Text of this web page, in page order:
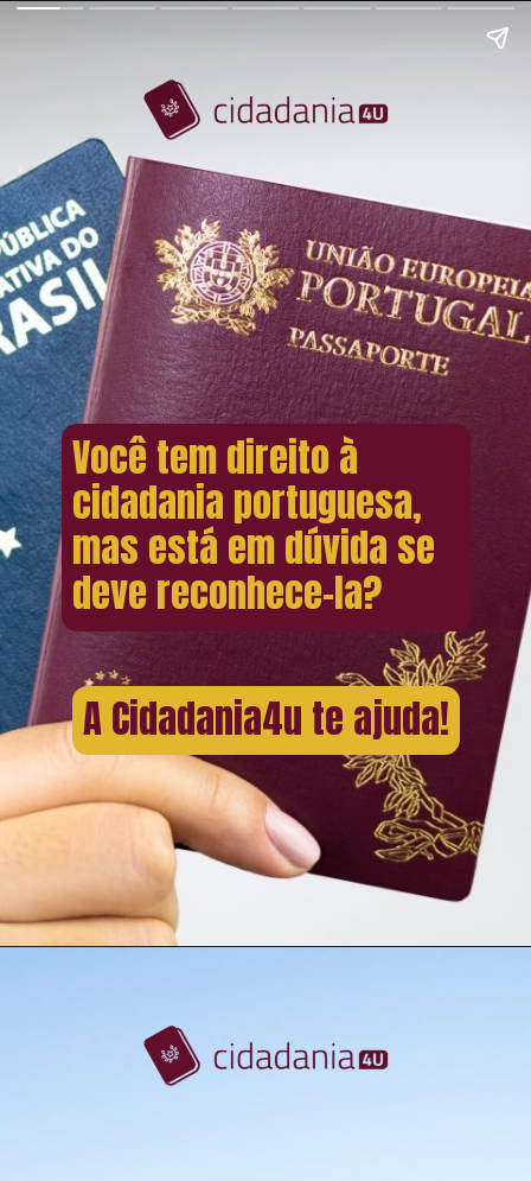
Você tem direito à
cidadania portuguesa,
mas está em dúvida se
deve reconhece-la?
A Cidadania4u te ajuda!